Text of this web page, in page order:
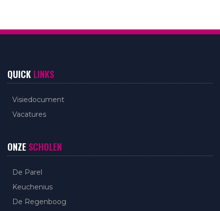
QUICK LINKS
Visiedocument
Vacatures
ONZE SCHOLEN
De Parel
Keuchenius
De Regenboog